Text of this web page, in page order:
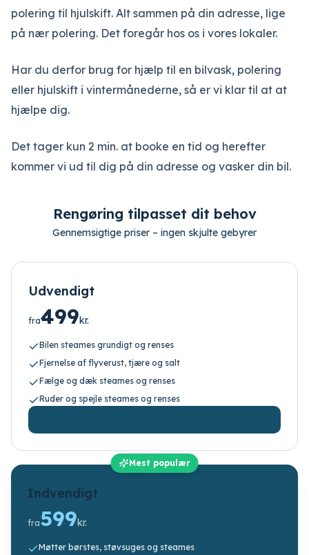
polering til hjulskift. Alt sammen på din adresse, lige
på nær polering. Det foregår hos os i vores lokaler.
Har du derfor brug for hjælp til en bilvask, polering
eller hjulskift i vintermånederne, så er vi klar til at at
hjælpe dig.
Det tager kun 2 min. at booke en tid og herefter
kommer vi ud til dig på din adresse og vasker din bil.
Rengøring tilpasset dit behov
Gennemsigtige priser – ingen skjulte gebyrer
Udvendigt
fra499kr.
Bilen steames grundigt og renses
Fjernelse af flyverust, tjære og salt
Fælge og dæk steames og renses
Ruder og spejle steames og renses
Mest populær
Indvendigt
fra599kr.
Møtter børstes, støvsuges og steames